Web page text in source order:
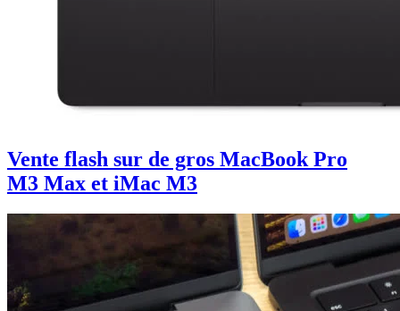
Vente flash sur de gros MacBook Pro
M3 Max et iMac M3